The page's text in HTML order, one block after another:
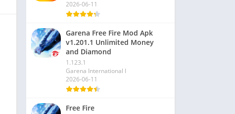
2026-06-11
Garena Free Fire Mod Apk
v1.201.1 Unlimited Money
and Diamond
1.123.1
Garena International I
2026-06-11
Free Fire